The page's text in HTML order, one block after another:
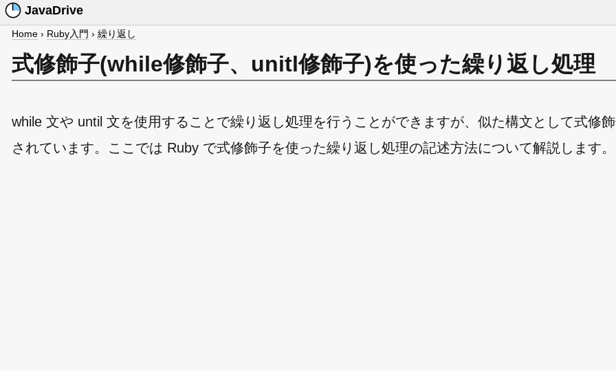
JavaDrive
Home › Ruby入門 › 繰り返し
式修飾子(while修飾子、unitl修飾子)を使った繰り返し処理
while 文や until 文を使用することで繰り返し処理を行うことができますが、似た構文として式修
されています。ここでは Ruby で式修飾子を使った繰り返し処理の記述方法について解説します。